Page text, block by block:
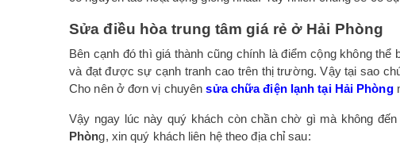
Sửa điều hòa trung tâm giá rẻ ở Hải Phòng
Bên cạnh đó thì giá thành cũng chính là điểm cộng không
và đạt được sự cạnh tranh cao trên thị trường. Vậy tại sao
Cho nên ở đơn vị chuyênsửa chữa điện lạnh tại Hải Phòng
Vậy ngay lúc này quý khách còn chần chờ gì mà không
Phòng, xin quý khách liên hệ theo địa chỉ sau: